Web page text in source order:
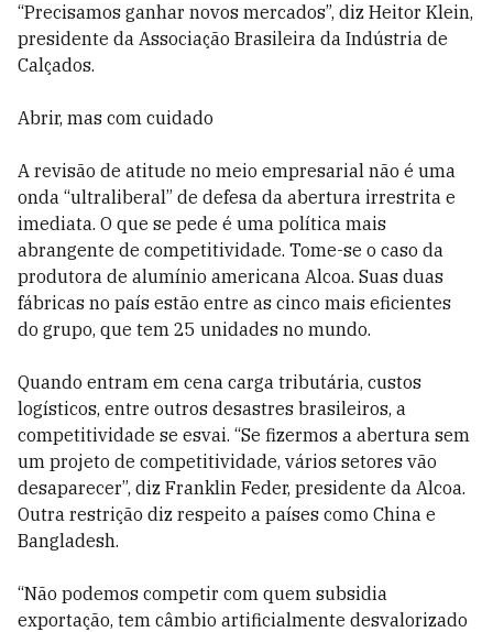
“Precisamos ganhar novos mercados”, diz Heitor Klein,
presidente da Associação Brasileira da Indústria de
Calçados.
Abrir, mas com cuidado
A revisão de atitude no meio empresarial não é uma
onda “ultraliberal” de defesa da abertura irrestrita e
imediata. O que se pede é uma política mais
abrangente de competitividade. Tome-se o caso da
produtora de alumínio americana Alcoa. Suas duas
fábricas no país estão entre as cinco mais eficientes
do grupo, que tem 25 unidades no mundo.
Quando entram em cena carga tributária, custos
logísticos, entre outros desastres brasileiros, a
competitividade se esvai. “Se fizermos a abertura sem
um projeto de competitividade, vários setores vão
desaparecer”, diz Franklin Feder, presidente da Alcoa.
Outra restrição diz respeito a países como China e
Bangladesh.
“Não podemos competir com quem subsidia
exportação, tem câmbio artificialmente desvalorizado